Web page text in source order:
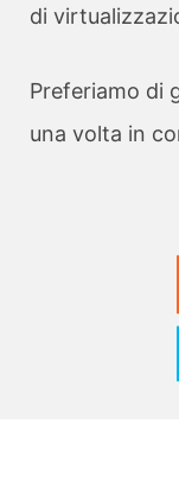
di
Preferiamo di
una volta in